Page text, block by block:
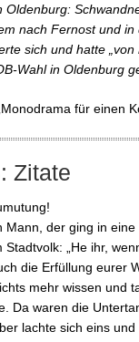
nach Fernost und
sich und hatte
Wahl in Oldenburg
für einen
Zitate
Mann, der ging in
Stadtvolk: „He ihr,
die Erfüllung eurer
mehr wissen und
Da waren die
lachte sich eins